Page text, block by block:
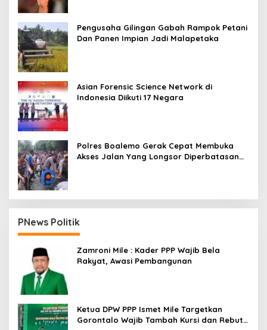
Pengusaha Gilingan Gabah Rampok Petani
Dan Panen Impian Jadi Malapetaka
Asian Forensic Science Network di
Indonesia Diikuti 17 Negara
Polres Boalemo Gerak Cepat Membuka
Akses Jalan Yang Longsor Diperbatasan
PNews Politik
Zamroni Mile : Kader PPP Wajib Bela
Rakyat, Awasi Pembangunan
Ketua DPW PPP Ismet Mile Targetkan
Gorontalo Wajib Tambah Kursi dan Rebut